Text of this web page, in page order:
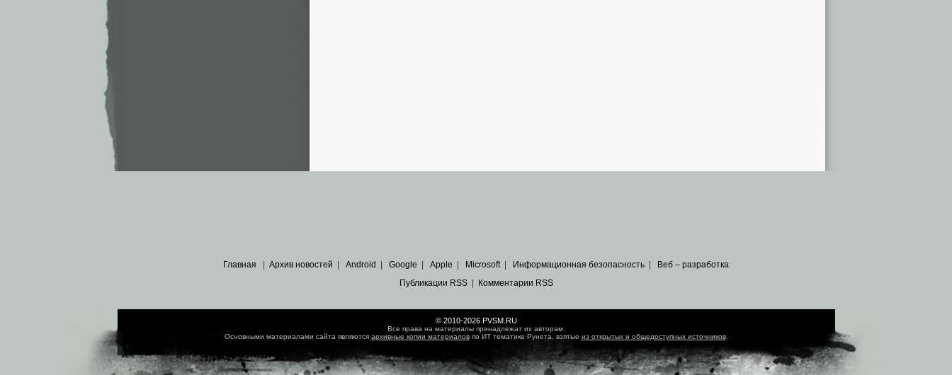
Главная Архив новостей Android Google Apple Microsoft| Информационная безопасность
Веб – разработка
Публикации RSS| Комментарии RSS
© 2010-2026 PVSM.RU
Все права на материалы принадлежат их авторам.
Основными материалами сайта являются архивные копии материаловпо ИТ тематике Рунета, взятые из открытых и общедоступных источников.